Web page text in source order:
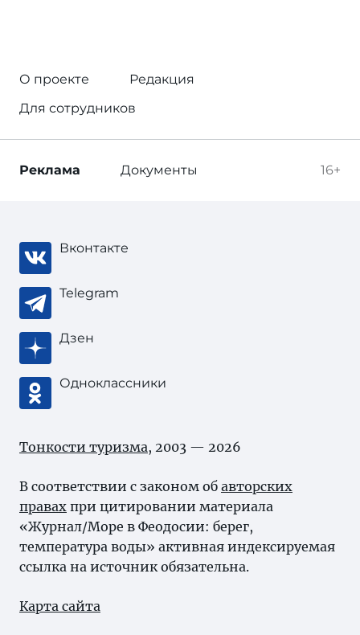
О проекте
Редакция
Для сотрудников
16+
Реклама Документы
Вконтакте
Telegram
Дзен
Одноклассники
Тонкости туризма, 2003 — 2026
В соответствии с законом об авторских
правах при цитировании материала
«Журнал/Море в Феодосии: берег,
температура воды» активная индексируемая
ссылка на источник обязательна.
Карта сайта